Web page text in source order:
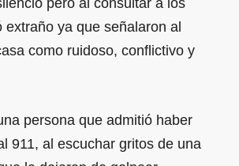
pero al consultar a los
ya que señalaron al
como ruidoso, conflictivo y
persona que admitió haber
911, al escuchar gritos de una